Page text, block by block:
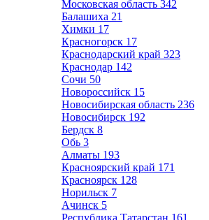
Московская область 342
Балашиха 21
Химки 17
Красногорск 17
Краснодарский край 323
Краснодар 142
Сочи 50
Новороссийск 15
Новосибирская область 236
Новосибирск 192
Бердск 8
Обь 3
Алматы 193
Красноярский край 171
Красноярск 128
Норильск 7
Ачинск 5
Республика Татарстан 161